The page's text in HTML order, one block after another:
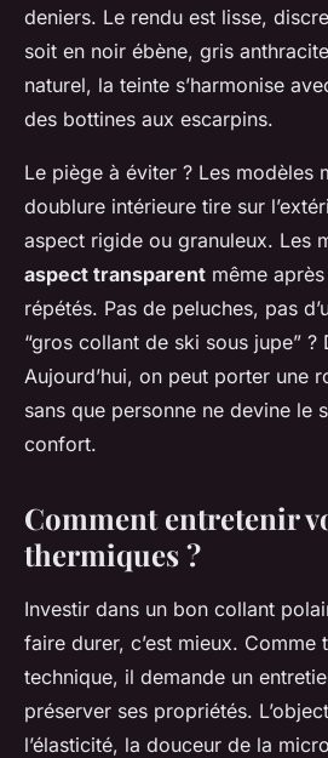
deniers. Le rendu est lisse,
soit en noir ébène, gris
naturel, la teinte s’harmonise
des bottines aux escarpins.
Le piège à éviter ? Les modèles
doublure intérieure tire sur
aspect rigide ou granuleux. Les
aspect transparent même
répétés. Pas de peluches, pas
“gros collant de ski sous jupe” ?
Aujourd’hui, on peut porter une
sans que personne ne devine le
confort.
Comment entretenir
thermiques ?
Investir dans un bon collant
faire durer, c’est mieux. Comme
technique, il demande un
préserver ses propriétés.
l’élasticité, la douceur de la